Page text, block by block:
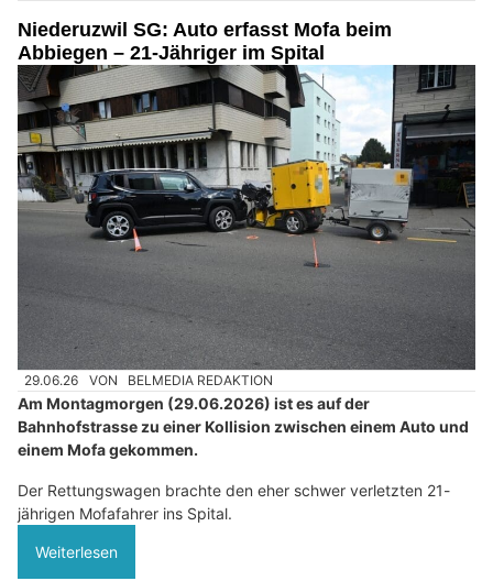
Niederuzwil SG: Auto erfasst Mofa beim
Abbiegen – 21-Jähriger im Spital
29.06.26 VON BELMEDIA REDAKTION
Am Montagmorgen (29.06.2026) ist es auf der
Bahnhofstrasse zu einer Kollision zwischen einem Auto und
einem Mofa gekommen.
Der Rettungswagen brachte den eher schwer verletzten 21-
jährigen Mofafahrer ins Spital.
Weiterlesen